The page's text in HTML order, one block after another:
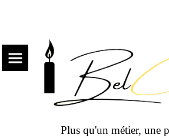
Plus qu'un métier, une